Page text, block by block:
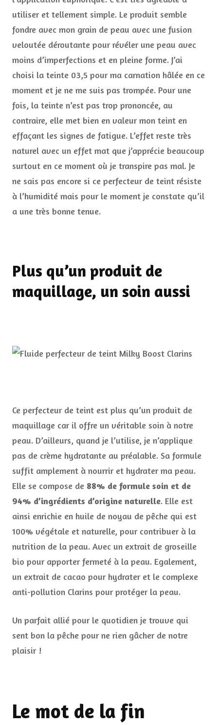
utiliser et tellement simple. Le produit semble
fondre avec mon grain de peau avec une fusion
veloutée déroutante pour révéler une peau avec
moins d’imperfections et en pleine forme. J’ai
choisi la teinte 03,5 pour ma carnation hâlée en ce
moment et je ne me suis pas trompée. Pour une
fois, la teinte n’est pas trop prononcée, au
contraire, elle met bien en valeur mon teint en
effaçant les signes de fatigue. L’effet reste très
naturel avec un effet mat que j’apprécie beaucoup
surtout en ce moment où je transpire pas mal. Je
ne sais pas encore si ce perfecteur de teint résiste
à l’humidité mais pour le moment je constate qu’il
a une très bonne tenue.
Plus qu’un produit de
maquillage, un soin aussi
Ce perfecteur de teint est plus qu’un produit de
maquillage car il offre un véritable soin à notre
peau. D’ailleurs, quand je l’utilise, je n’applique
pas de crème hydratante au préalable. Sa formule
suffit amplement à nourrir et hydrater ma peau.
Elle se compose de 88% de formule soin et de
94% d’ingrédients d’origine naturelle. Elle est
ainsi enrichie en huile de noyau de pêche qui est
100% végétale et naturelle, pour contribuer à la
nutrition de la peau. Avec un extrait de groseille
bio pour apporter fermeté à la peau. Egalement,
un extrait de cacao pour hydrater et le complexe
anti-pollution Clarins pour protéger la peau.
Un parfait allié pour le quotidien je trouve qui
sent bon la pêche pour ne rien gâcher de notre
plaisir !
Le mot de la fin